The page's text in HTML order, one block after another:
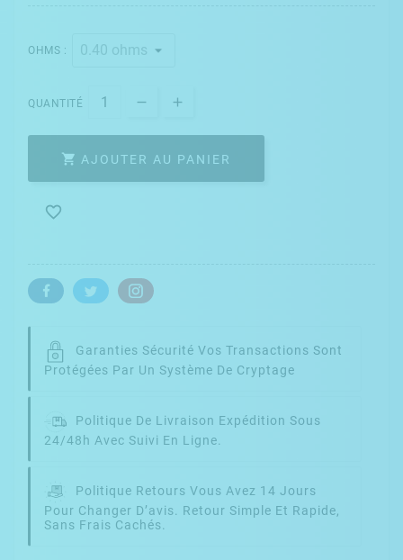
OHMS :
QUANTITÉ
 AJOUTER AU PANIER

Garanties Sécurité Vos Transactions Sont
Protégées Par Un Système De Cryptage
Politique De Livraison Expédition Sous
24/48h Avec Suivi En Ligne.
Politique Retours Vous Avez 14 Jours
Pour Changer D’avis. Retour Simple Et Rapide,
Sans Frais Cachés.